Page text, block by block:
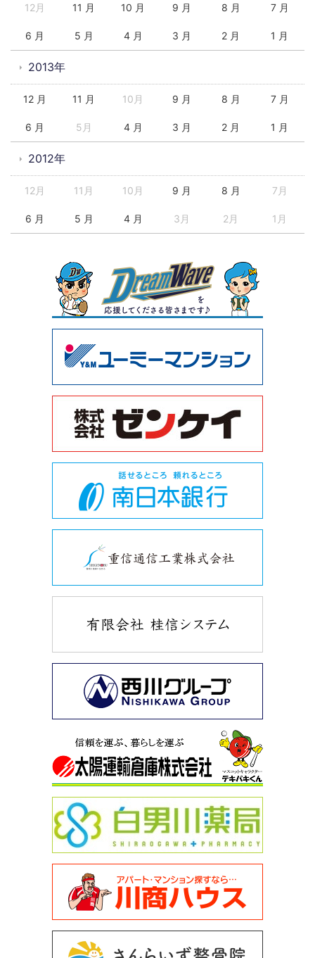
12月 11 月 10 月 9 月 8 月 7 月
6 月 5 月 4 月 3 月 2 月 1 月
2013年
12 月 11 月 10月 9 月 8 月 7 月
6 月 5月 4 月 3 月 2 月 1 月
2012年
12月 11月 10月 9 月 8 月 7月
6 月 5 月 4 月 3月 2月 1月